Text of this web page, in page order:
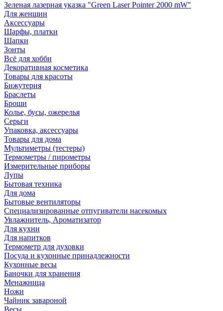
Зеленая лазерная указка "Green Laser Pointer 2000 mW"
Для женщин
Аксессуары
Шарфы, платки
Шапки
Зонты
Всё для хобби
Декоративная косметика
Товары для красоты
Бижутерия
Браслеты
Броши
Колье, бусы, ожерелья
Серьги
Упаковка, аксессуары
Товары для дома
Мультиметры (тестеры)
Термометры / пирометры
Измерительные приборы
Лупы
Бытовая техника
Для дома
Бытовые вентиляторы
Специализированные отпугиватели насекомых
Увлажнитель, Ароматизатор
Для кухни
Для напитков
Термометр для духовки
Посуда и кухонные принадлежности
Кухонные весы
Баночки для хранения
Менажница
Ножи
Чайник завароной
Весы